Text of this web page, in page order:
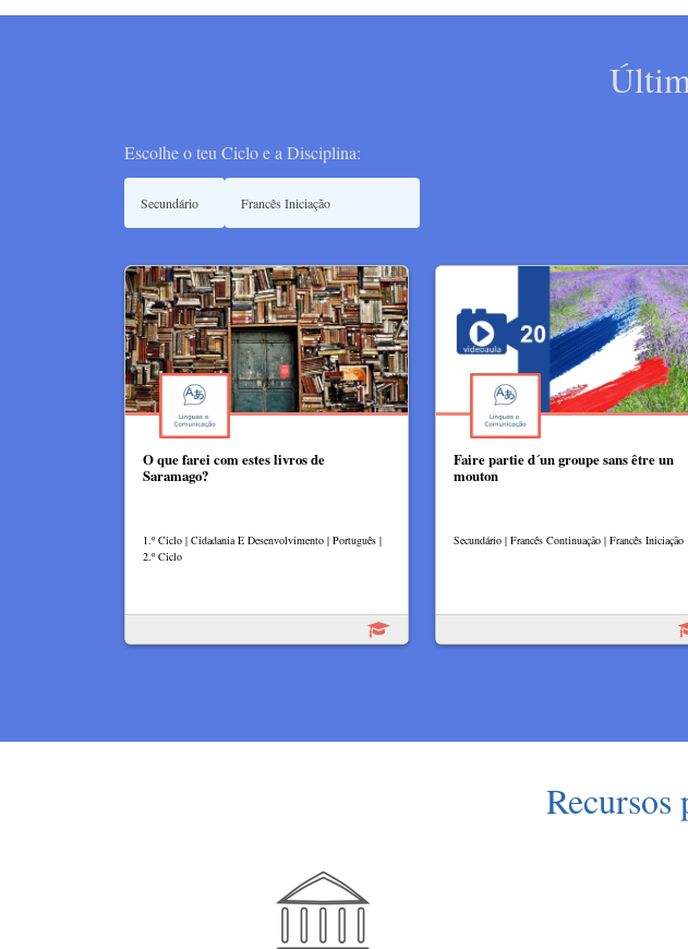
Escolhe o teu Ciclo e a Disciplina:
O que farei com estes livros de
Saramago?
1.º Ciclo | Cidadania E Desenvolvimento | Português |
2.º Ciclo
Faire partie d´un groupe sans être un
mouton
Secundário | Francês Continuação | Francês Iniciação
Recursos